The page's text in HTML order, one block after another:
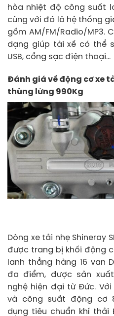
hòa nhiệt độ công suất
cùng với đó là hệ thống
gồm AM/FM/Radio/MP3.
dạng giúp tài xế có thể
USB, cổng sạc điện thoại…
Đánh giá về động cơ xe
thùng lửng 990Kg
Dòng xe tải nhẹ Shineray
được trang bị khối động
lanh thẳng hàng 16 van
đa điểm, được sản
nghệ hiện đại từ Đức.
và công suất động cơ
dụng tiêu chuẩn khí thải